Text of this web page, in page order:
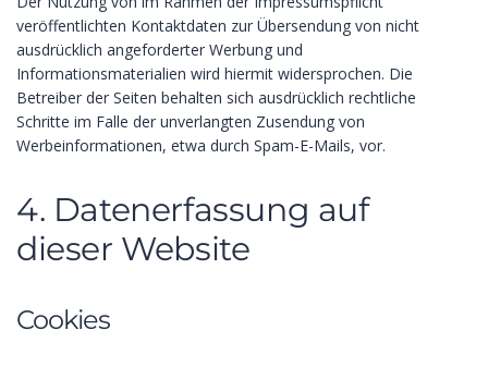
veröffentlichten Kontaktdaten zur Übersendung von nicht
ausdrücklich angeforderter Werbung und
Informationsmaterialien wird hiermit widersprochen. Die
Betreiber der Seiten behalten sich ausdrücklich rechtliche
Schritte im Falle der unverlangten Zusendung von
Werbeinformationen, etwa durch Spam-E-Mails, vor.
4. Datenerfassung auf
dieser Website
Cookies